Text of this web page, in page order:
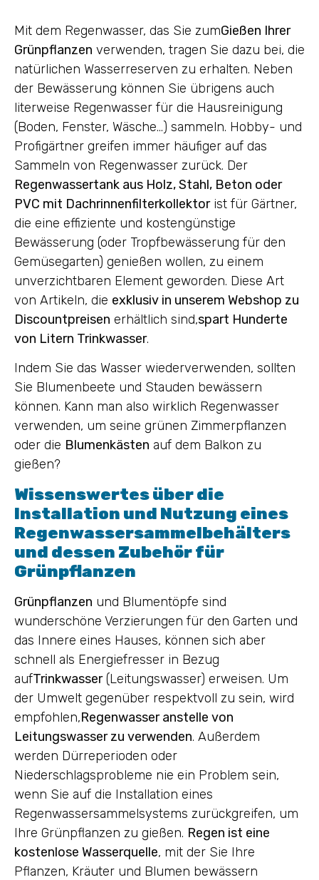
Mit dem Regenwasser, das Sie zumGießen Ihrer
Grünpflanzen verwenden, tragen Sie dazu bei, die
natürlichen Wasserreserven zu erhalten. Neben
der Bewässerung können Sie übrigens auch
literweise Regenwasser für die Hausreinigung
(Boden, Fenster, Wäsche…) sammeln. Hobby- und
Profigärtner greifen immer häufiger auf das
Sammeln von Regenwasser zurück. Der
Regenwassertank aus Holz, Stahl, Beton oder
PVC mit Dachrinnenfilterkollektorist für Gärtner,
die eine effiziente und kostengünstige
Bewässerung (oder Tropfbewässerung für den
Gemüsegarten) genießen wollen, zu einem
unverzichtbaren Element geworden. Diese Art
von Artikeln, die exklusiv in unserem Webshop zu
Discountpreisen erhältlich sind,spart Hunderte
von Litern Trinkwasser.
Indem Sie das Wasser wiederverwenden, sollten
Sie Blumenbeete und Stauden bewässern
können. Kann man also wirklich Regenwasser
verwenden, um seine grünen Zimmerpflanzen
oder die Blumenkästen auf dem Balkon zu
gießen?
Wissenswertes über die
Installation und Nutzung eines
Regenwassersammelbehälters
und dessen Zubehör für
Grünpflanzen
Grünpflanzen und Blumentöpfe sind
wunderschöne Verzierungen für den Garten und
das Innere eines Hauses, können sich aber
schnell als Energiefresser in Bezug
aufTrinkwasser(Leitungswasser) erweisen. Um
der Umwelt gegenüber respektvoll zu sein, wird
empfohlen,Regenwasser anstelle von
Leitungswasser zu verwenden. Außerdem
werden Dürreperioden oder
Niederschlagsprobleme nie ein Problem sein,
wenn Sie auf die Installation eines
Regenwassersammelsystems zurückgreifen, um
Ihre Grünpflanzen zu gießen. Regen ist eine
kostenlose Wasserquelle, mit der Sie Ihre
Pflanzen, Kräuter und Blumen bewässern